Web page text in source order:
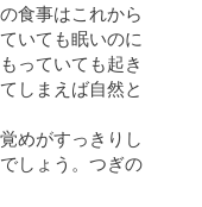
食事はこれから
いても眠いのに
っていても起き
しまえば自然と
めがすっきりし
しょう。つぎの